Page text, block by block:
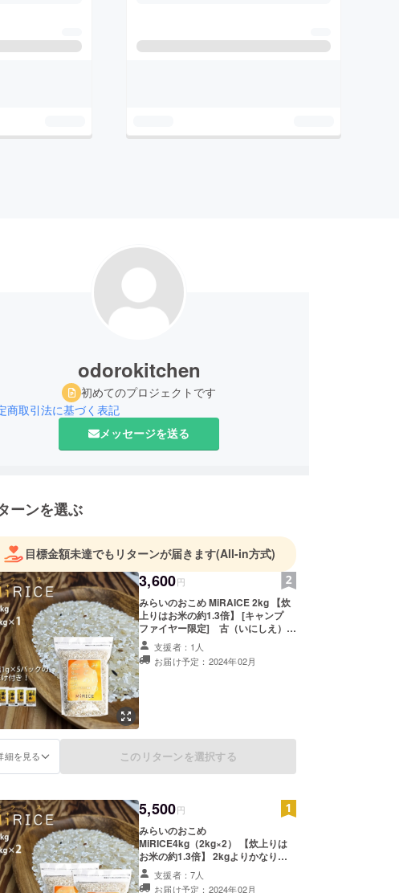
odorokitchen
初めてのプロジェクトです
商取引法に基づく表記
メッセージを送る
ーンを選ぶ
目標金額未達でもリターンが届きます(All-in方式)
3,600円
みらいのおこめ MiRAICE 2kg 【炊
上りはお米の約1.3倍】 [キャンプ
ファイヤー限定] 古（いにしえ）の
塩「藻塩」を添えてご提供！ まずは
お試し下さい！ お気に召して頂けま
したら、ご支援後に購入のご案内を
支援者：1人
お届け予定：2024年02月
細を見る このリターンを選択する
5,500円
みらいのおこめ
MiRICE4kg（2kg×2） 【炊上りは
お米の約1.3倍】 2kgよりかなりお
得になっています。 [キャンプファ
イヤー限定] 古（いにしえ）の塩
支援者：7人
お届け予定：2024年02月